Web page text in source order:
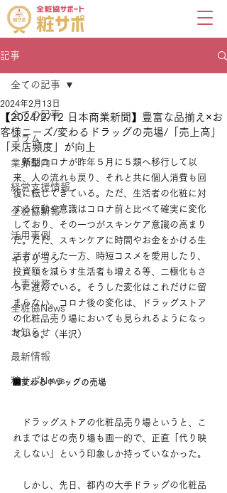
記事
全ての記事
コラム
業界動向
経営支援情報
全粧協新報
活用事例
キャリコン
人事労務
全粧協News
お知らせ
最新情報
粧サポNews
全ての記事
【2024/2/12 日本商業新聞】豊富な品揃え×お
客様ニーズ/変わるドラッグの売場/「売上高」
「来店頻度」が向上
2024年2月13日
新型コロナが昨年５月に５類へ移行して以
来、人の流れも戻り、それと共に個人消費も回
復に転じてきている。ただ、生活者の化粧に対
する行動や意識はコロナ前と比べて確実に変化
しており、その一つがスキンケア意識の高まり
だ。ただ、スキンケアに時間やお金をかける生
活者が増えた一方、時短コスメを愛用したり、
投資額を減らす生活者も増える等、二極化もさ
らに進んでいる。そうした変化はこれだけに留
まらない。コロナ後の変化は、ドラッグストア
の化粧品売り場においても見られるようになっ
ている。（半沢）
■変わるドラッグの売場
ドラッグストアの化粧品売り場というと、こ
れまではどの売り場も画一的で、正直「代り映
えしない」という印象しか持っていなかった。
しかし、先日、都内の大手ドラッグの化粧品